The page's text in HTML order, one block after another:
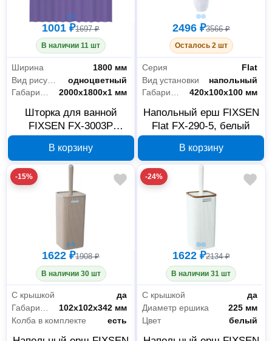
1001 ₽1697 ₽
В наличии 11 шт
Ширина
1800 мм
одноцветный
Габариты без упаковки
2000х1800х1 мм
Шторка для ванной
FIXSEN FX-3003P
фиолетовая
В корзину
2496 ₽3566 ₽
Осталось 2 шт
Серия
Flat
Вид установки
напольный
Габариты без упаковки
420х100х100 мм
Напольный ерш FIXSEN
Flat FX-290-5, белый
В корзину
-15%
1622 ₽1908 ₽
В наличии 30 шт
С крышкой
да
Габариты без упаковки
102х102х342 мм
Колба в комплекте
есть
-24%
1622 ₽2134 ₽
В наличии 31 шт
С крышкой
да
Диаметр ершика
225 мм
Цвет
белый